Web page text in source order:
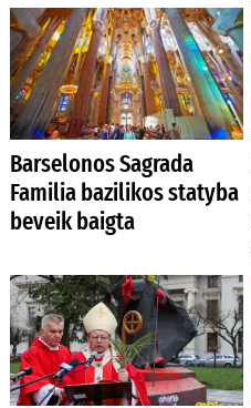
Barselonos Sagrada
Familia bazilikos statyba
beveik baigta